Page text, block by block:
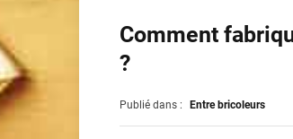
Comment
?
Publié dans : Entre bricoleurs